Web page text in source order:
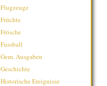
Flugzeuge
Früchte
Frösche
Fussball
Gem. Ausgaben
Geschichte
Historische Ereignisse